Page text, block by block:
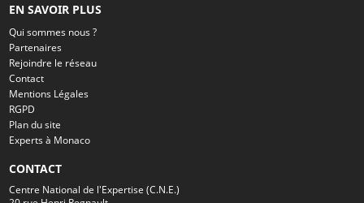
EN SAVOIR PLUS
Qui sommes nous ?
Partenaires
Rejoindre le réseau
Contact
Mentions Légales
RGPD
Plan du site
Experts à Monaco
CONTACT
Centre National de l'Expertise (C.N.E.)